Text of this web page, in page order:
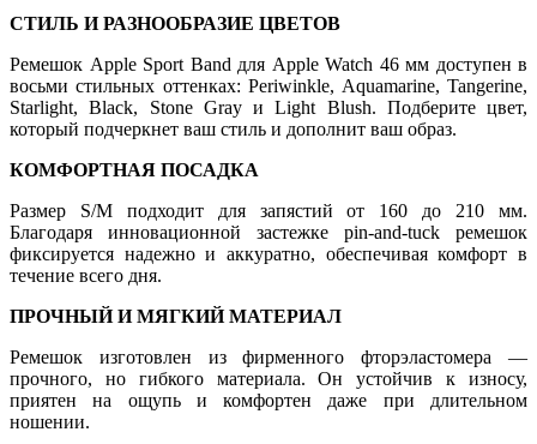
СТИЛЬ И РАЗНООБРАЗИЕ ЦВЕТОВ
Ремешок Apple Sport Band для Apple Watch 46 мм доступен в
восьми стильных оттенках: Periwinkle, Aquamarine, Tangerine,
Starlight, Black, Stone Gray и Light Blush. Подберите цвет,
который подчеркнет ваш стиль и дополнит ваш образ.
КОМФОРТНАЯ ПОСАДКА
Размер S/M подходит для запястий от 160 до 210 мм.
Благодаря инновационной застежке pin-and-tuck ремешок
фиксируется надежно и аккуратно, обеспечивая комфорт в
течение всего дня.
ПРОЧНЫЙ И МЯГКИЙ МАТЕРИАЛ
Ремешок изготовлен из фирменного фторэластомера —
прочного, но гибкого материала. Он устойчив к износу,
приятен на ощупь и комфортен даже при длительном
ношении.